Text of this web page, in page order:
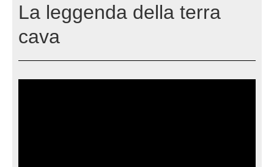
La leggenda della terra
cava